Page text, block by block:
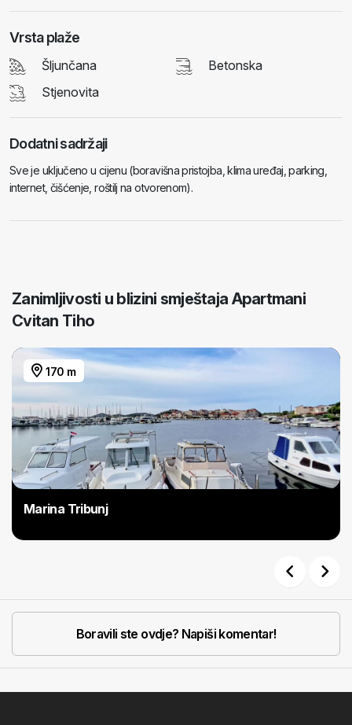
Vrsta plaže
Šljunčana
Betonska
Stjenovita
Dodatni sadržaji
Sve je uključeno u cijenu (boravišna pristojba, klima uređaj, parking,
internet, čišćenje, roštilj na otvorenom).
Zanimljivosti u blizini smještaja Apartmani
Cvitan Tiho
170 m
Marina Tribunj
Boravili ste ovdje? Napiši komentar!